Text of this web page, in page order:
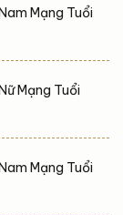
Mạng Tuổi
Mạng Tuổi
Mạng Tuổi